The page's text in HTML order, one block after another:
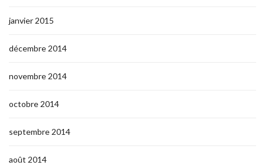
janvier 2015
décembre 2014
novembre 2014
octobre 2014
septembre 2014
août 2014